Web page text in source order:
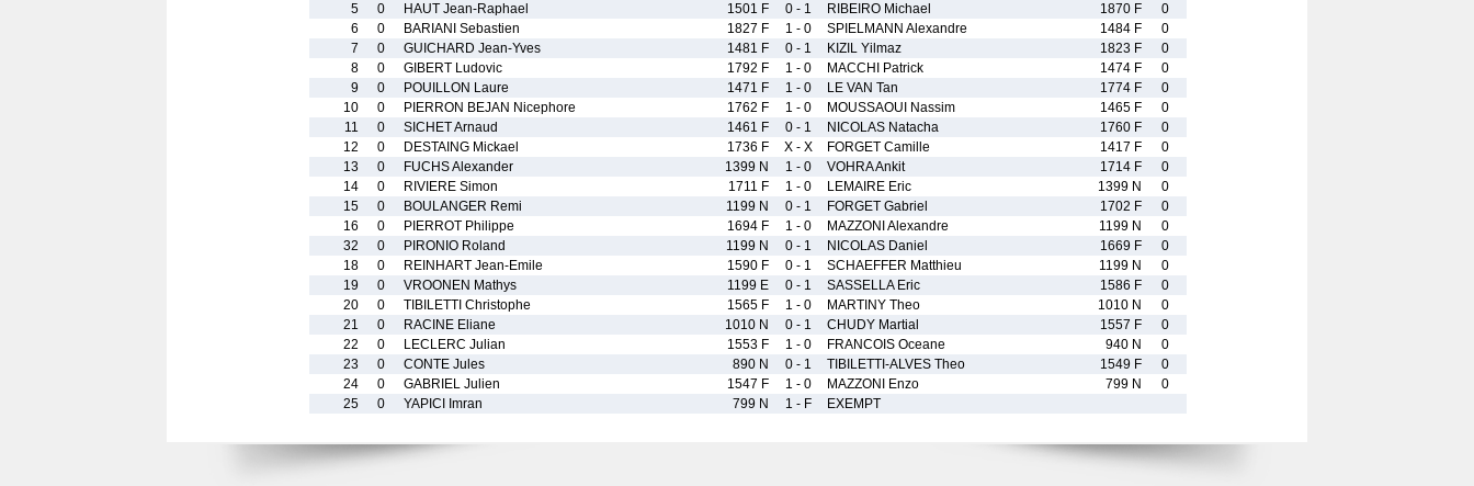
5
0 HAUT Jean-Raphael 1501 F 0 - 1 RIBEIRO Michael 1870 F
0
6
0 BARIANI Sebastien 1827 F 1 - 0 SPIELMANN Alexandre 1484 F
0
7
0 GUICHARD Jean-Yves 1481 F 0 - 1 KIZIL Yilmaz 1823 F
0
8
0 GIBERT Ludovic 1792 F 1 - 0 MACCHI Patrick 1474 F
0
9
0 POUILLON Laure 1471 F 1 - 0 LE VAN Tan 1774 F
0
10
0 PIERRON BEJAN Nicephore 1762 F 1 - 0 MOUSSAOUI Nassim 1465 F
0
11
0 SICHET Arnaud 1461 F 0 - 1 NICOLAS Natacha 1760 F
0
12
0 DESTAING Mickael 1736 F X - X FORGET Camille 1417 F
0
13
0 FUCHS Alexander 1399 N 1 - 0 VOHRA Ankit 1714 F
0
14
0 RIVIERE Simon 1711 F 1 - 0 LEMAIRE Eric 1399 N
0
15
0 BOULANGER Remi 1199 N 0 - 1 FORGET Gabriel 1702 F
0
16
0 PIERROT Philippe 1694 F 1 - 0 MAZZONI Alexandre 1199 N
0
32
0 PIRONIO Roland 1199 N 0 - 1 NICOLAS Daniel 1669 F
0
18
0 REINHART Jean-Emile 1590 F 0 - 1 SCHAEFFER Matthieu 1199 N
0
19
0 VROONEN Mathys 1199 E 0 - 1 SASSELLA Eric 1586 F
0
20
0 TIBILETTI Christophe 1565 F 1 - 0 MARTINY Theo 1010 N
0
21
0 RACINE Eliane 1010 N 0 - 1 CHUDY Martial 1557 F
0
22
0 LECLERC Julian 1553 F 1 - 0 FRANCOIS Oceane 940 N
0
23
0 CONTE Jules 890 N 0 - 1 TIBILETTI-ALVES Theo 1549 F
0
24
0 GABRIEL Julien 1547 F 1 - 0 MAZZONI Enzo 799 N
0
25
0 YAPICI Imran 799 N 1 - F EXEMPT